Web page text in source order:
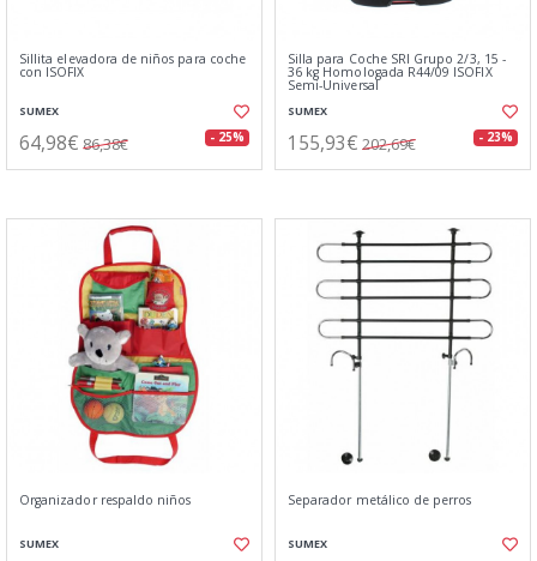
Sillita elevadora de niños para coche
con ISOFIX
SUMEX
64,98€ 86,38€ - 25%
Silla para Coche SRI Grupo 2/3, 15 -
36 kg Homologada R44/09 ISOFIX
Semi-Universal
SUMEX
155,93€ 202,69€ - 23%
Organizador respaldo niños
SUMEX
Separador metálico de perros
SUMEX